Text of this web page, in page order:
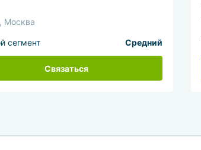
Москва
сегмент Средний
Связаться